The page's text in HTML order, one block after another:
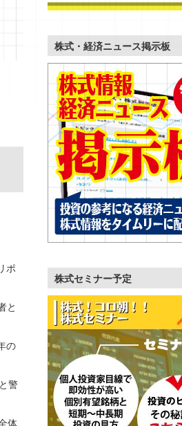
ポ
と
の
警
体
株式・経済ニュース掲示板
株式セミナー予定